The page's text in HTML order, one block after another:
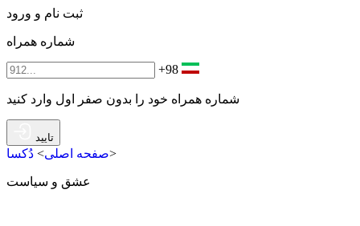
ثبت نام و ورود
شماره همراه
+98
شماره همراه خود را بدون صفر اول وارد کنید
تایید
صفحه اصلی> دُکسا >
عشق و سیاست